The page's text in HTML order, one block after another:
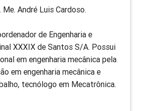
Me. André Luis Cardoso.
de Engenharia e
XXXIX de Santos S/A. Possui
em engenharia mecânica pela
em engenharia mecânica e
tecnólogo em Mecatrônica.